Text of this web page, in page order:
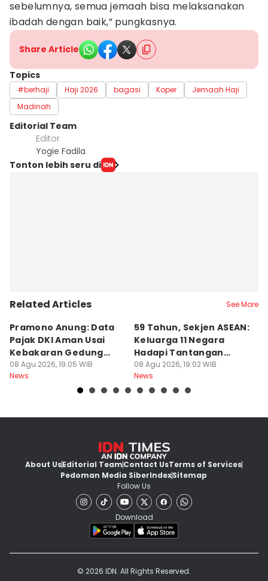
sebelumnya, semua jemaah bisa melaksanakan
ibadah dengan baik,” pungkasnya.
Share Article
Topics
#berhaji Haji 2026 bagasi Koper
Jemaah Haji
Madinah
Editorial Team
Editor
Yogie Fadila
Tonton lebih seru di
Related Articles See More
Pramono Anung: Data
Pajak DKI Aman Usai
Kebakaran Gedung
Bapenda
08 Agu 2026, 19:05 WIB
News
59 Tahun, Sekjen ASEAN:
Keluarga 11 Negara
Hadapi Tantangan
Bersama
08 Agu 2026, 19:02 WIB
News
About UsEditorial TeamContact UsTerms of Services
Pedoman Media SiberIndexSitemap
Follow Us
Download
© 2026 IDN. All Rights Reserved.